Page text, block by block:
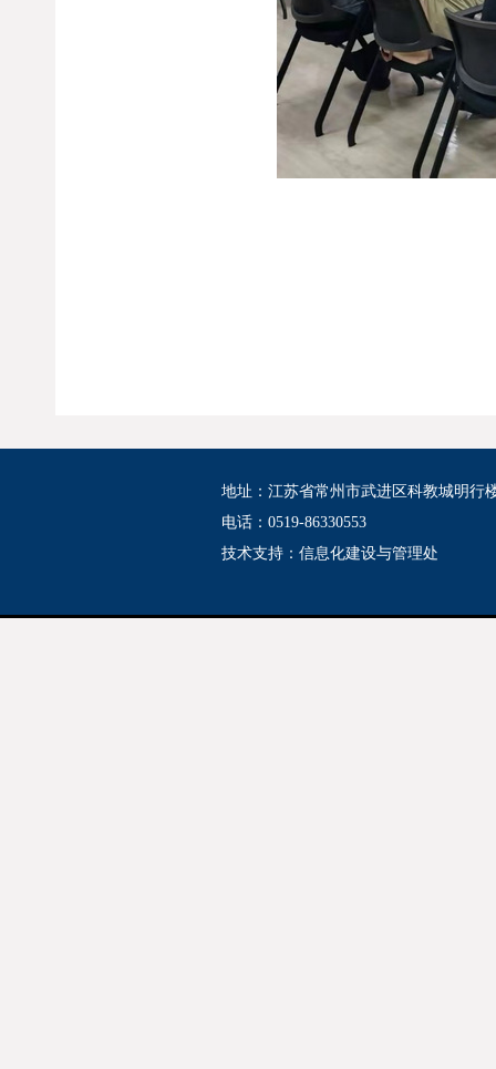
地址：江苏省常州市武进区科教城明行
电话：0519-86330553
技术支持： 信息化建设与管理处